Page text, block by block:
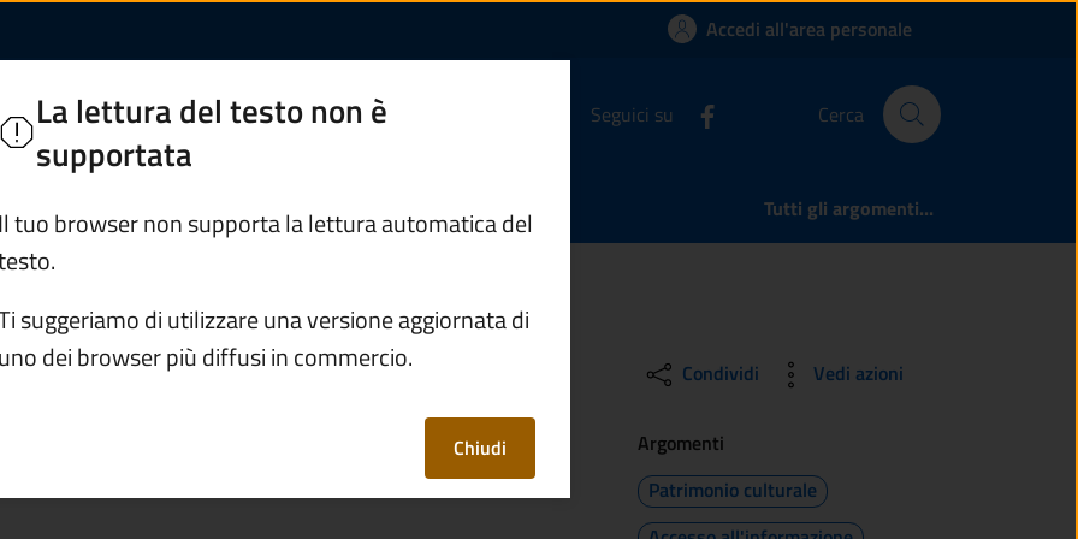
del Comune | Comune di Monno
Accedi all'area personale
Seguici su Cerca
Servizi Vivere Monno Tutti gli argomenti...
/ Consultare l'archivio storico del Comune
storico del Condividi Vedi azioni
La lettura del testo non è
supportata
Il tuo browser non supporta la lettura automatica del
suggeriamo di utilizzare una versione aggiornata di
uno dei browser più diffusi in commercio.
Chiudi
Argomenti
Patrimonio culturale